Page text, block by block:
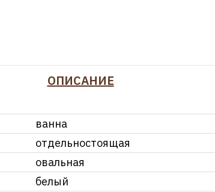
ОПИСАНИЕ
ванна
отдельностоящая
овальная
белый